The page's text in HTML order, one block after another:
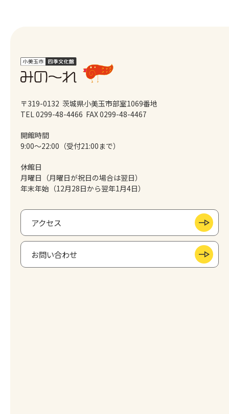
〒319-0132 茨城県小美玉市部室1069番地
TEL 0299-48-4466 FAX 0299-48-4467
開館時間
9:00～22:00（受付21:00まで）
休館日
月曜日（月曜日が祝日の場合は翌日）
年末年始（12月28日から翌年1月4日）
アクセス
お問い合わせ